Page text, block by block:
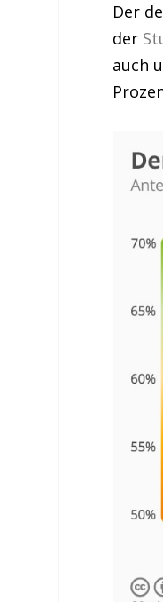
Der
der
auch